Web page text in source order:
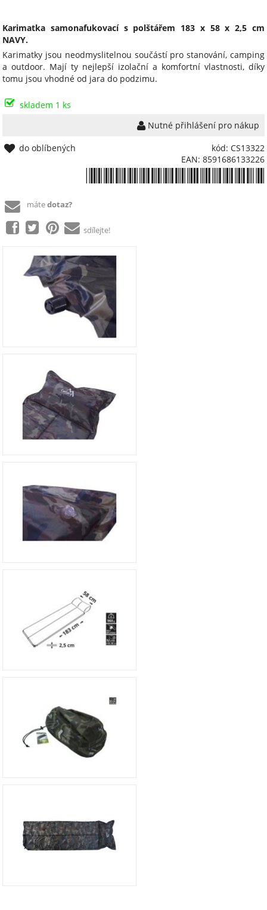
Karimatka samonafukovací s polštářem 183 x 58 x 2,5 cm
NAVY.
Karimatky jsou neodmyslitelnou součástí pro stanování, camping
a outdoor. Mají ty nejlepší izolační a komfortní vlastnosti, díky
tomu jsou vhodné od jara do podzimu.
skladem 1 ks
Nutné přihlášení pro nákup
kód: CS13322
EAN: 8591686133226
do oblíbených
mátedotaz?
sdílejte!